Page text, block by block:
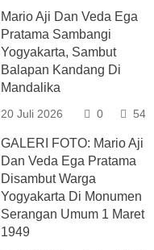
Mario Aji Dan Veda Ega
Pratama Sambangi
Yogyakarta, Sambut
Balapan Kandang Di
Mandalika
20 Juli 2026 0 54
GALERI FOTO: Mario Aji
Dan Veda Ega Pratama
Disambut Warga
Yogyakarta Di Monumen
Serangan Umum 1 Maret
1949